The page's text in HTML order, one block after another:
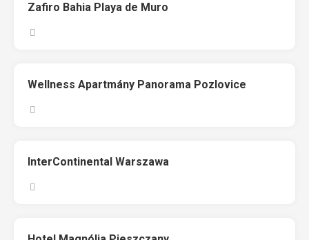
Zafiro Bahia Playa de Muro
Wellness Apartmány Panorama Pozlovice
InterContinental Warszawa